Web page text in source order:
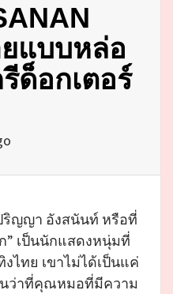
แบบหล่อ
ด็อกเตอร์
ริญญา อังสนันท์ หรือที่
” เป็นนักแสดงหนุ่มที่
ไทย เขาไม่ได้เป็นแค่
ว่าที่คุณหมอที่มีความ